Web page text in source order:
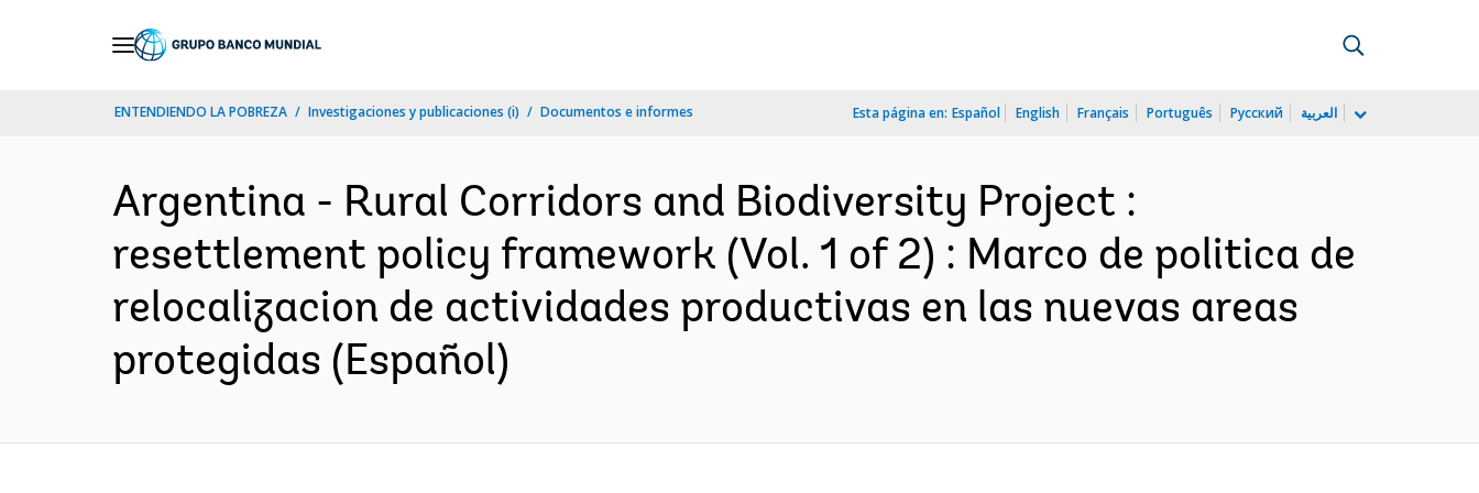
ENTENDIENDO LA POBREZA Investigaciones y publicaciones (i) Documentos e informes Esta página en: Español English Français Português Русский العربية
Argentina - Rural Corridors and Biodiversity Project :
resettlement policy framework (Vol. 1 of 2) : Marco de politica de
relocalizacion de actividades productivas en las nuevas areas
protegidas (Español)